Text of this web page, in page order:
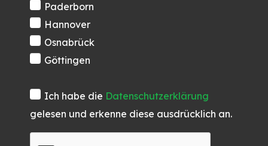
Paderborn
Hannover
Osnabrück
Göttingen
Ich habe die Datenschutzerklärung
gelesen und erkenne diese ausdrücklich an.